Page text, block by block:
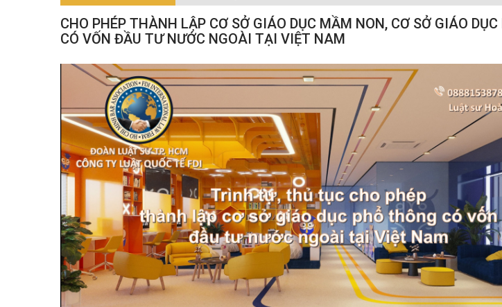
CHO PHÉP THÀNH LẬP CƠ SỞ GIÁO DỤC MẦM NON, CƠ SỞ GIÁO
CÓ VỐN ĐẦU TƯ NƯỚC NGOÀI TẠI VIỆT NAM